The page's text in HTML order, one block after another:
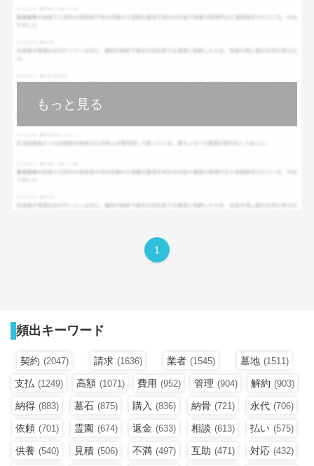
もっと見る
1
頻出キーワード
契約 (2047) 請求 (1636) 業者 (1545) 墓地 (1511)
支払 (1249) 高額 (1071) 費用 (952) 管理 (904) 解約 (903)
納得 (883) 墓石 (875) 購入 (836) 納骨 (721) 永代 (706)
依頼 (701) 霊園 (674) 返金 (633) 相談 (613) 払い (575)
供養 (540) 見積 (506) 不満 (497) 互助 (471) 対応 (432)